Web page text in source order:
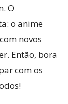
O
o anime
novos
Então, bora
com os